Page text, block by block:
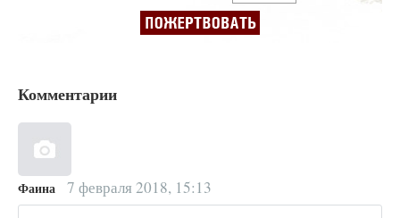
Комментарии
Фаина 7 февраля 2018, 15:13